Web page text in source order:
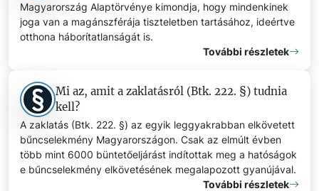
Magyarország Alaptörvénye kimondja, hogy mindenkinek
joga van a magánszférája tiszteletben tartásához, ideértve
otthona háborítatlanságát is.
További részletek
Mi az, amit a zaklatásról (Btk. 222. §) tudnia
kell?
A zaklatás (Btk. 222. §) az egyik leggyakrabban elkövetett
bűncselekmény Magyarországon. Csak az elmúlt évben
több mint 6000 büntetőeljárást indítottak meg a hatóságok
e bűncselekmény elkövetésének megalapozott gyanújával.
További részletek